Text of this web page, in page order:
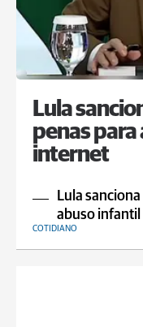
Lula
penas
internet
Lula
abuso infantil
COTIDIANO